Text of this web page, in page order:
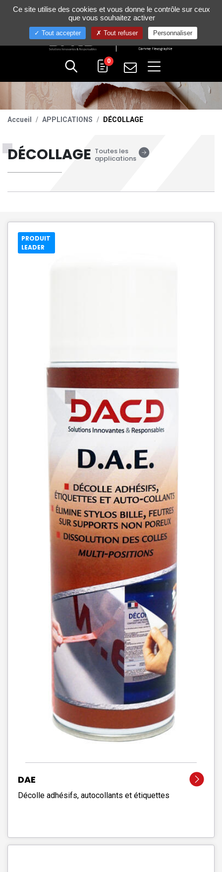
+33 (0)4 75 58 80 10
0
Accueil APPLICATIONS DÉCOLLAGE
DÉCOLLAGE Toutes les
applications
PRODUIT
LEADER
DAE
Décolle adhésifs, autocollants et étiquettes
Gestion de vos préférences sur les cookies
Ce site utilise des cookies et vous donne le contrôle sur ceux
que vous souhaitez activer
Tout accepter Tout refuser Personnaliser